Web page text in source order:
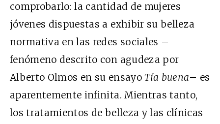
comprobarlo: la cantidad de mujeres
jóvenes dispuestas a exhibir su belleza
normativa en las redes sociales –
fenómeno descrito con agudeza por
Alberto Olmos en su ensayoTía buena– es
aparentemente infinita. Mientras tanto,
los tratamientos de belleza y las clínicas